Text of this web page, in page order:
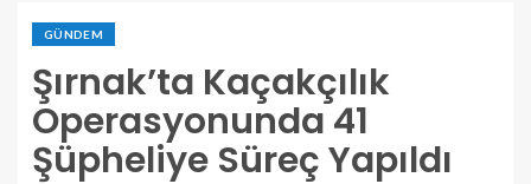
GÜNDEM
Şırnak’ta Kaçakçılık
Operasyonunda 41
Şüpheliye Süreç Yapıldı